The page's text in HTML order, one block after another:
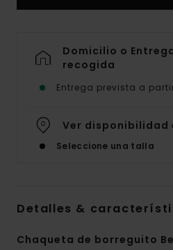
Domicilio o
recogida
Entrega prevista a
Ver disponibilidad
Seleccione una talla
Detalles &
Chaqueta de borreguito